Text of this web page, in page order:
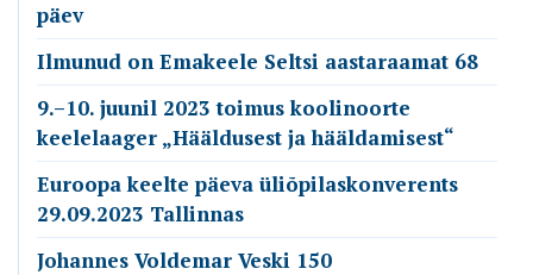
päev
Ilmunud on Emakeele Seltsi aastaraamat 68
9.–10. juunil 2023 toimus koolinoorte
keelelaager „Hääldusest ja hääldamisest“
Euroopa keelte päeva üliõpilaskonverents
29.09.2023 Tallinnas
Johannes Voldemar Veski 150